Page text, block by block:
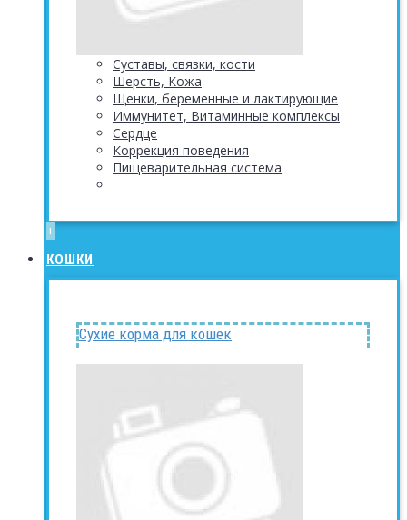
Суставы, связки, кости
Шерсть, Кожа
Щенки, беременные и лактирующие
Иммунитет, Витаминные комплексы
Сердце
Коррекция поведения
Пищеварительная система
+
КОШКИ
Сухие корма для кошек